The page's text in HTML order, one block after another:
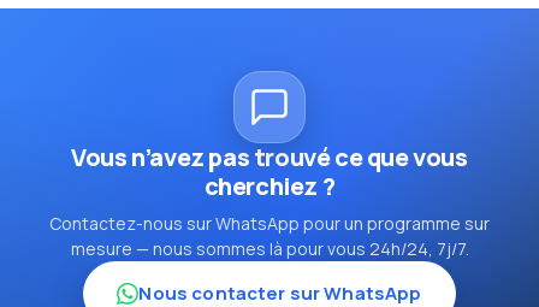
Vous n’avez pas trouvé ce que vous
cherchiez ?
Contactez-nous sur WhatsApp pour un programme sur
mesure — nous sommes là pour vous 24h/24, 7j/7.
Nous contacter sur WhatsApp